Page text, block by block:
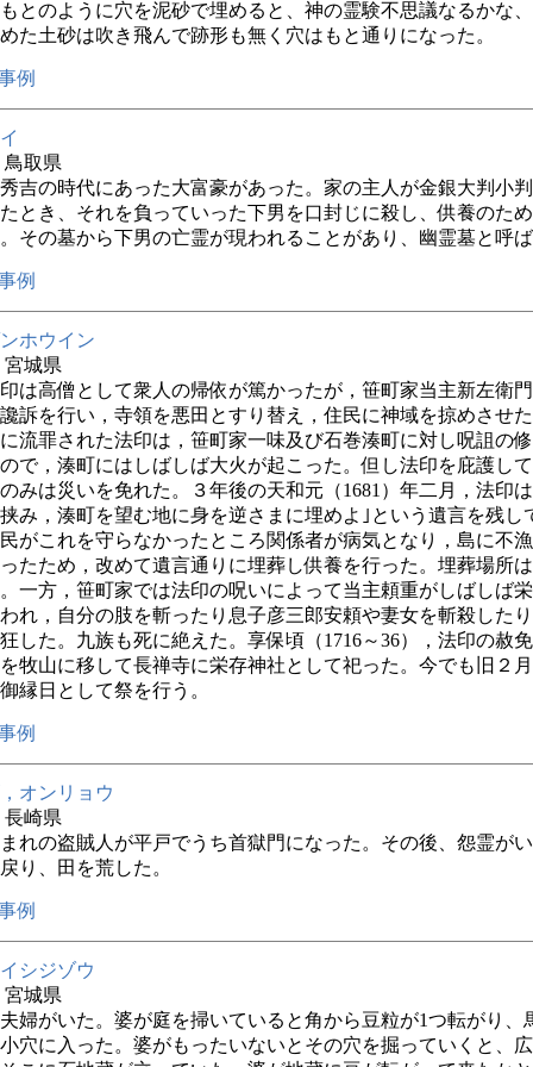
とのように穴を泥砂で埋めると、神の霊験不思議なるかな
た土砂は吹き飛んで跡形も無く穴はもと通りになった。
例
鳥取県
吉の時代にあった大富豪があった。家の主人が金銀大判小
とき、それを負っていった下男を口封じに殺し、供養のた
その墓から下男の亡霊が現われることがあり、幽霊墓と呼
例
ホウイン
宮城県
は高僧として衆人の帰依が篤かったが，笹町家当主新左衛
訴を行い，寺領を悪田とすり替え，住民に神域を掠めさせ
流罪された法印は，笹町家一味及び石巻湊町に対し呪詛の
で，湊町にはしばしば大火が起こった。但し法印を庇護し
みは災いを免れた。３年後の天和元（1681）年二月，法印
み，湊町を望む地に身を逆さまに埋めよ｣という遺言を残し
がこれを守らなかったところ関係者が病気となり，島に不
たため，改めて遺言通りに埋葬し供養を行った。埋葬場所
一方，笹町家では法印の呪いによって当主頼重がしばしば
れ，自分の肢を斬ったり息子彦三郎安頼や妻女を斬殺した
した。九族も死に絶えた。享保頃（1716～36），法印の赦
牧山に移して長禅寺に栄存神社として祀った。今でも旧２
縁日として祭を行う。
例
オンリョウ
長崎県
れの盗賊人が平戸でうち首獄門になった。その後、怨霊が
り、田を荒した。
例
シジゾウ
宮城県
婦がいた。婆が庭を掃いていると角から豆粒が1つ転がり、
穴に入った。婆がもったいないとその穴を掘っていくと、